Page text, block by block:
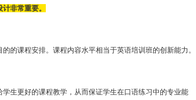
非常重要。
的课程安排。课程内容水平相当于英语培训班的创新能力。
生更好的课程教学，从而保证学生在口语练习中的专业能